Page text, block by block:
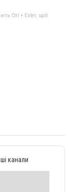
Ctrl + Enter, щоб
канали